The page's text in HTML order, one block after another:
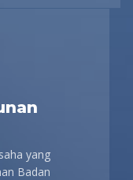
yang
Badan